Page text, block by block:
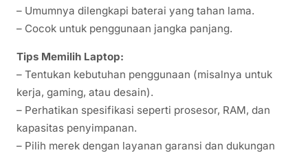
– Umumnya dilengkapi baterai yang tahan lama.
– Cocok untuk penggunaan jangka panjang.
Tips Memilih Laptop:
– Tentukan kebutuhan penggunaan (misalnya untuk
kerja, gaming, atau desain).
– Perhatikan spesifikasi seperti prosesor, RAM, dan
kapasitas penyimpanan.
– Pilih merek dengan layanan garansi dan dukungan